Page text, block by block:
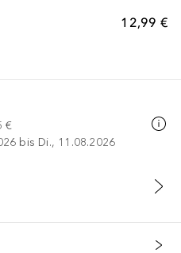
12,99 €
€
bis Di., 11.08.2026